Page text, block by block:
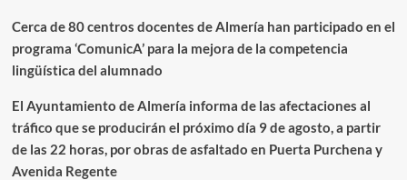
Cerca de 80 centros docentes de Almería han participado en el
programa ‘ComunicA’ para la mejora de la competencia
lingüística del alumnado
El Ayuntamiento de Almería informa de las afectaciones al
tráfico que se producirán el próximo día 9 de agosto, a partir
de las 22 horas, por obras de asfaltado en Puerta Purchena y
Avenida Regente